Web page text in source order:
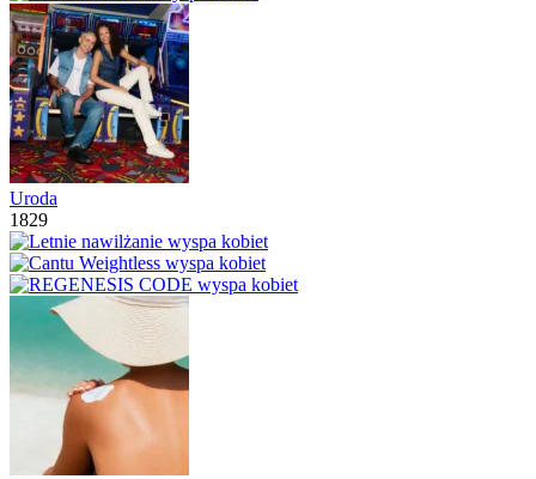
Uroda
1829